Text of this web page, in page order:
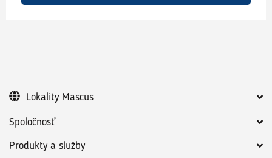
Spoločnosť
Produkty a služby
Lokality Mascus